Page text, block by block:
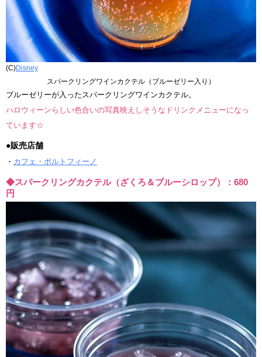
(C)Disney
スパークリングワインカクテル（ブルーゼリー入り）
ブルーゼリーが入ったスパークリングワインカクテル。
ハロウィーンらしい色合いの写真映えしそうなドリンクメニューになっ
ています☆
●販売店舗
・ カフェ・ポルトフィーノ
◆スパークリングカクテル（ざくろ＆ブルーシロップ）：680
円